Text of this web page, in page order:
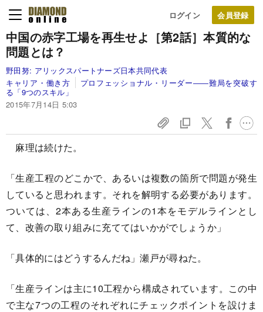
ログイン
中国の赤字工場を再生せよ ［第2話］本質的な
問題とは？
野田努: アリックスパートナーズ日本共同代表
キャリア・働き方
プロフェッショナル・リーダー――難局を突破す
る「9つのスキル」
2015年7月14日 5:03
麻理は続けた。
「生産工程のどこかで、あるいは複数の箇所で問題が発生
していると思われます。それを解明する必要があります。
ついては、2本ある生産ラインの1本をモデルラインとし
て、改善の取り組みに充ててはいかがでしょうか」
「具体的にはどうするんだね」瀬戸が尋ねた。
「生産ラインは主に10工程から構成されています。この中
で主な7つの工程のそれぞれにチェックポイントを設けま